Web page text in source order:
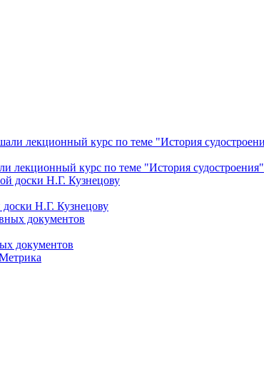
курс по теме "История судостроения"
Н.Г. Кузнецову
документов